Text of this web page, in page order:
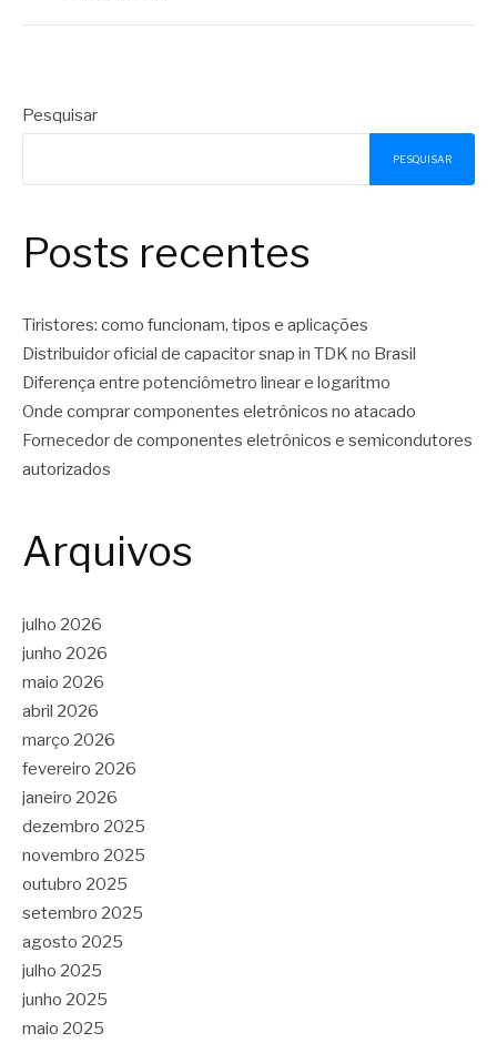
Pesquisar
PESQUISAR
Posts recentes
Tiristores: como funcionam, tipos e aplicações
Distribuidor oficial de capacitor snap in TDK no Brasil
Diferença entre potenciômetro linear e logaritmo
Onde comprar componentes eletrônicos no atacado
Fornecedor de componentes eletrônicos e semicondutores
autorizados
Arquivos
julho 2026
junho 2026
maio 2026
abril 2026
março 2026
fevereiro 2026
janeiro 2026
dezembro 2025
novembro 2025
outubro 2025
setembro 2025
agosto 2025
julho 2025
junho 2025
maio 2025